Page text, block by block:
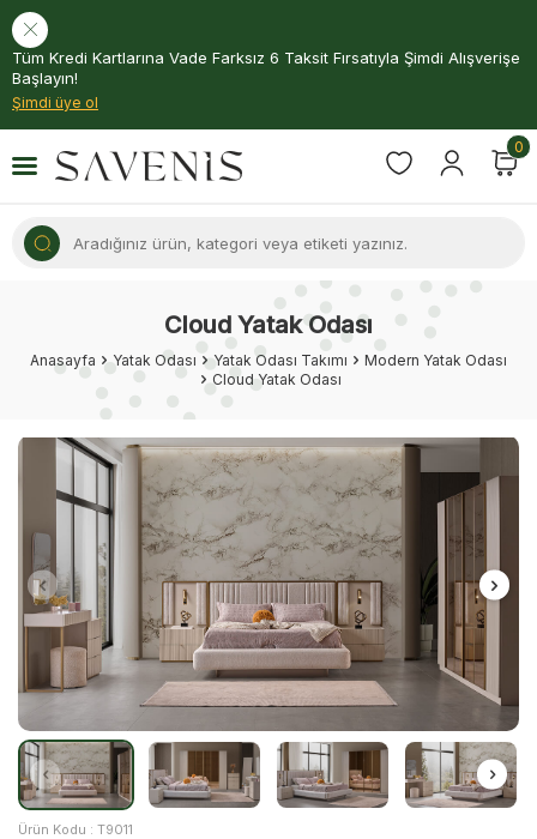
Tüm Kredi Kartlarına Vade Farksız 6 Taksit Fırsatıyla Şimdi Alışverişe
Başlayın!
Şimdi üye ol
0
Cloud Yatak Odası
Anasayfa Yatak Odası Yatak Odası Takımı
Modern Yatak Odası
Cloud Yatak Odası
Ürün Kodu : T9011